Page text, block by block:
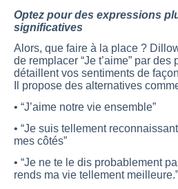
Optez pour des expressions
significatives
Alors, que faire à la place ?
de remplacer “Je t’aime” par des
détaillent vos sentiments de
Il propose des alternatives
• “J’aime notre vie ensemble”
• “Je suis tellement
mes côtés”
• “Je ne te le dis probablement
rends ma vie tellement meilleure.”